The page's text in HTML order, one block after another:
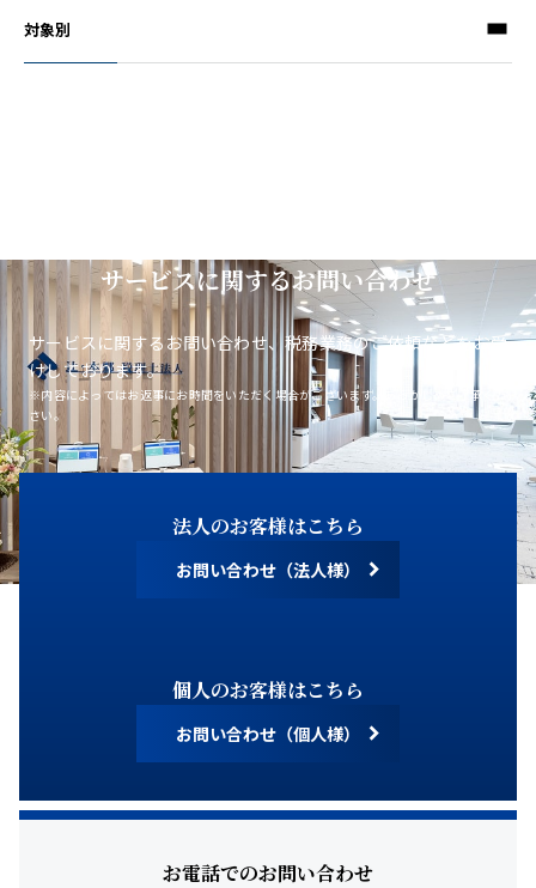
対象別
サービスに関するお問い合わせ
サービスに関するお問い合わせ、税務業務のご依頼などをお受
けしております。
※内容によってはお返事にお時間をいただく場合がございます。あらかじめご了承くだ
さい。
法人のお客様はこちら
お問い合わせ（法人様）
個人のお客様はこちら
お問い合わせ（個人様）
お電話でのお問い合わせ